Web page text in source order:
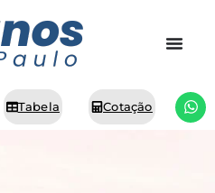
Tabela Cotação